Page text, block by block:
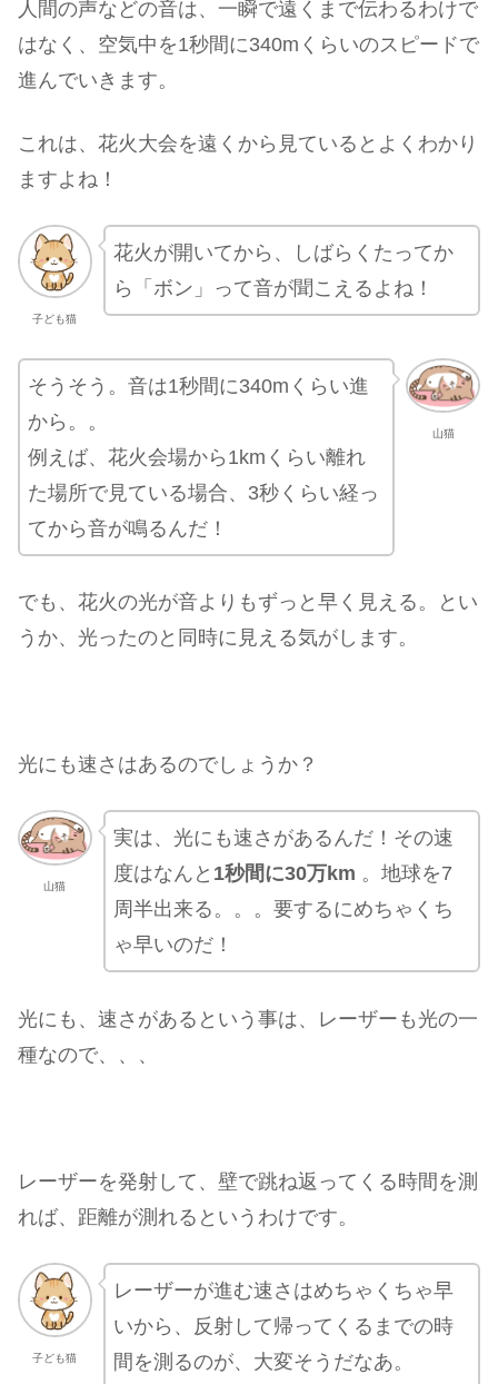
人間の声などの音は、一瞬で遠くまで伝わるわけで
はなく、空気中を1秒間に340mくらいのスピードで
進んでいきます。
これは、花火大会を遠くから見ているとよくわかり
ますよね！
子ども猫
花火が開いてから、しばらくたってか
ら「ボン」って音が聞こえるよね！
山猫
そうそう。音は1秒間に340mくらい進
から。。
例えば、花火会場から1kmくらい離れ
た場所で見ている場合、3秒くらい経っ
てから音が鳴るんだ！
でも、花火の光が音よりもずっと早く見える。とい
うか、光ったのと同時に見える気がします。
光にも速さはあるのでしょうか？
山猫
実は、光にも速さがあるんだ！その速
度はなんと 1秒間に30万km 。地球を7
周半出来る。。。要するにめちゃくち
ゃ早いのだ！
光にも、速さがあるという事は、レーザーも光の一
種なので、、、
レーザーを発射して、壁で跳ね返ってくる時間を測
れば、距離が測れるというわけです。
子ども猫
レーザーが進む速さはめちゃくちゃ早
いから、反射して帰ってくるまでの時
間を測るのが、大変そうだなあ。